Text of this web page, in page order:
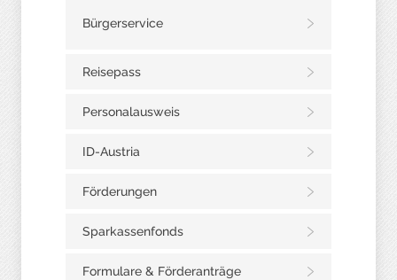
Bürgerservice
Reisepass
Personalausweis
ID-Austria
Förderungen
Sparkassenfonds
Formulare & Förderanträge